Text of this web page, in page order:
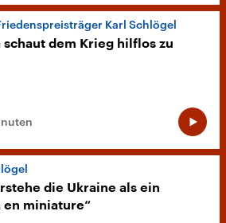
Karl Schlögel
schaut dem Krieg hilflos zu
die Ukraine als ein
en miniature“